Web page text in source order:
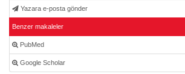
Yazara e-posta gönder
Benzer makaleler
PubMed
Google Scholar